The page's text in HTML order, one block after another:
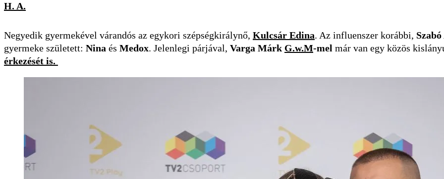
H. A.
Negyedik gyermekével várandós az egykori szépségkirálynő, Kulcsár Edina. Az influenszer korábbi,
gyermeke született: Nina és Medox. Jelenlegi párjával, Varga Márk G.w.M-mel már van egy közös
érkezését is.